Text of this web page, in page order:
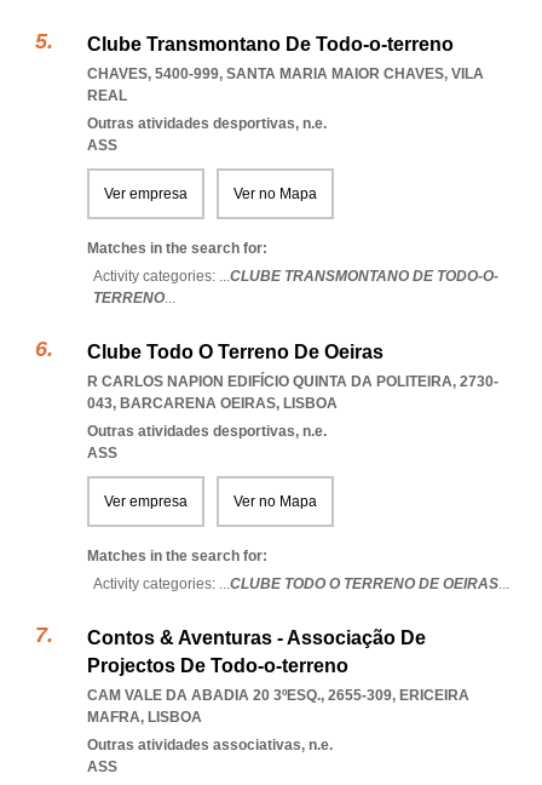
Clube Transmontano De Todo-o-terreno
CHAVES, 5400-999, SANTA MARIA MAIOR CHAVES, VILA
REAL
Outras atividades desportivas, n.e.
ASS
Ver empresa Ver no Mapa
Matches in the search for:
Activity categories: ...CLUBE TRANSMONTANO DE TODO-O-
TERRENO...
Clube Todo O Terreno De Oeiras
R CARLOS NAPION EDIFÍCIO QUINTA DA POLITEIRA, 2730-
043, BARCARENA OEIRAS, LISBOA
Outras atividades desportivas, n.e.
ASS
Ver empresa Ver no Mapa
Matches in the search for:
Activity categories: ...CLUBE TODO O TERRENO DE OEIRAS...
Contos & Aventuras - Associação De
Projectos De Todo-o-terreno
CAM VALE DA ABADIA 20 3ºESQ., 2655-309, ERICEIRA
MAFRA, LISBOA
Outras atividades associativas, n.e.
ASS